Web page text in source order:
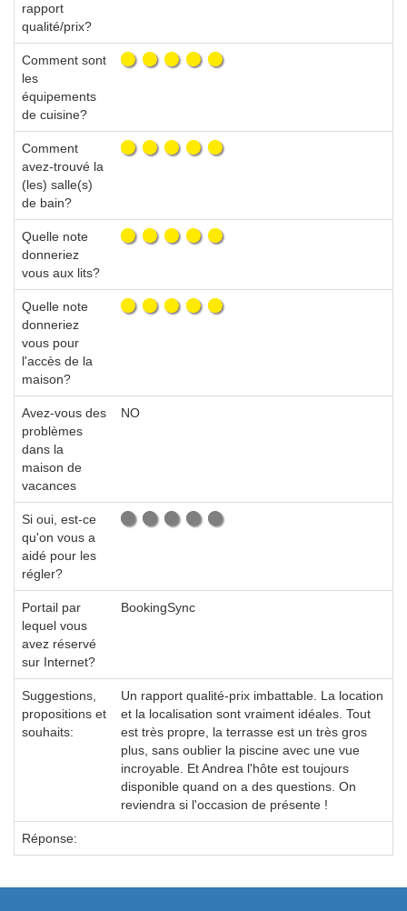
rapport
qualité/prix?
Comment sont
les
équipements
de cuisine?
Comment
avez-trouvé la
(les) salle(s)
de bain?
Quelle note
donneriez
vous aux lits?
Quelle note
donneriez
vous pour
l'accès de la
maison?
Avez-vous des
problèmes
dans la
maison de
vacances
NO
Si oui, est-ce
qu'on vous a
aidé pour les
régler?
Portail par
lequel vous
avez réservé
sur Internet?
BookingSync
Suggestions,
propositions et
souhaits:
Un rapport qualité-prix imbattable. La location
et la localisation sont vraiment idéales. Tout
est très propre, la terrasse est un très gros
plus, sans oublier la piscine avec une vue
incroyable. Et Andrea l'hôte est toujours
disponible quand on a des questions. On
reviendra si l'occasion de présente !
Réponse: